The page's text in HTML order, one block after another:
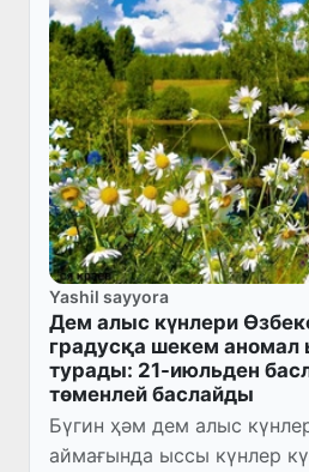
Yashil sayyora
Дем алыс күнлери
градусқа шекем
турады: 21-июльден
төменлей баслайды
Бүгин ҳәм дем алыс
аймағында ыссы күнлер